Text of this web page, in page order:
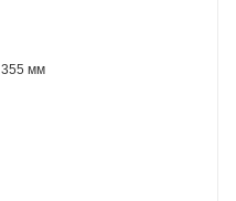
355 мм